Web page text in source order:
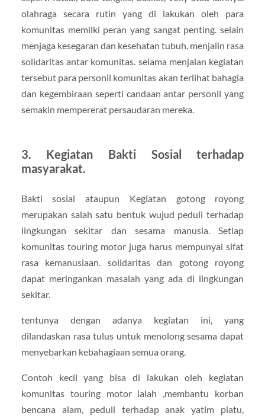
olahraga secara rutin yang di lakukan oleh para
komunitas memilki peran yang sangat penting. selain
menjaga kesegaran dan kesehatan tubuh, menjalin rasa
solidaritas antar komunitas. selama menjalan kegiatan
tersebut para personil komunitas akan terlihat bahagia
dan kegembiraan seperti candaan antar personil yang
semakin mempererat persaudaran mereka.
3. Kegiatan Bakti Sosial terhadap
masyarakat.
Bakti sosial ataupun Kegiatan gotong royong
merupakan salah satu bentuk wujud peduli terhadap
lingkungan sekitar dan sesama manusia. Setiap
komunitas touring motor juga harus mempunyai sifat
rasa kemanusiaan. solidaritas dan gotong royong
dapat meringankan masalah yang ada di lingkungan
sekitar.
tentunya dengan adanya kegiatan ini, yang
dilandaskan rasa tulus untuk menolong sesama dapat
menyebarkan kebahagiaan semua orang.
Contoh kecil yang bisa di lakukan oleh kegiatan
komunitas touring motor ialah ,membantu korban
bencana alam, peduli terhadap anak yatim piatu,